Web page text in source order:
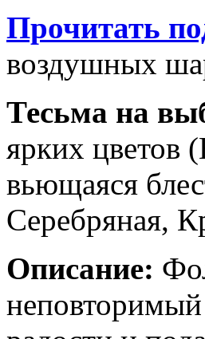
Прочитать
воздушных
Тесьма на
ярких цветов
вьющаяся
Серебряная,
Описание: